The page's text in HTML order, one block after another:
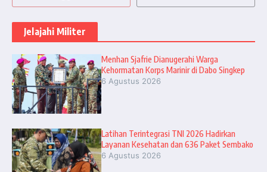
Jelajahi Militer
Menhan Sjafrie Dianugerahi Warga
Kehormatan Korps Marinir di Dabo Singkep
6 Agustus 2026
Latihan Terintegrasi TNI 2026 Hadirkan
Layanan Kesehatan dan 636 Paket Sembako
6 Agustus 2026